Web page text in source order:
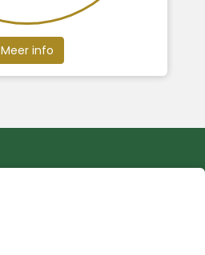
Meer info